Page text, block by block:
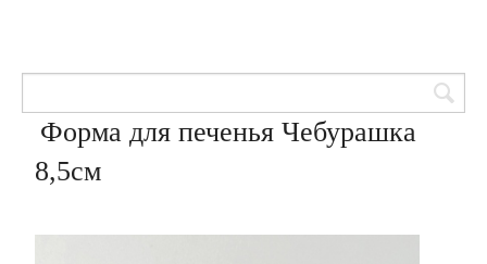
Форма для печенья Чебурашка
8,5см